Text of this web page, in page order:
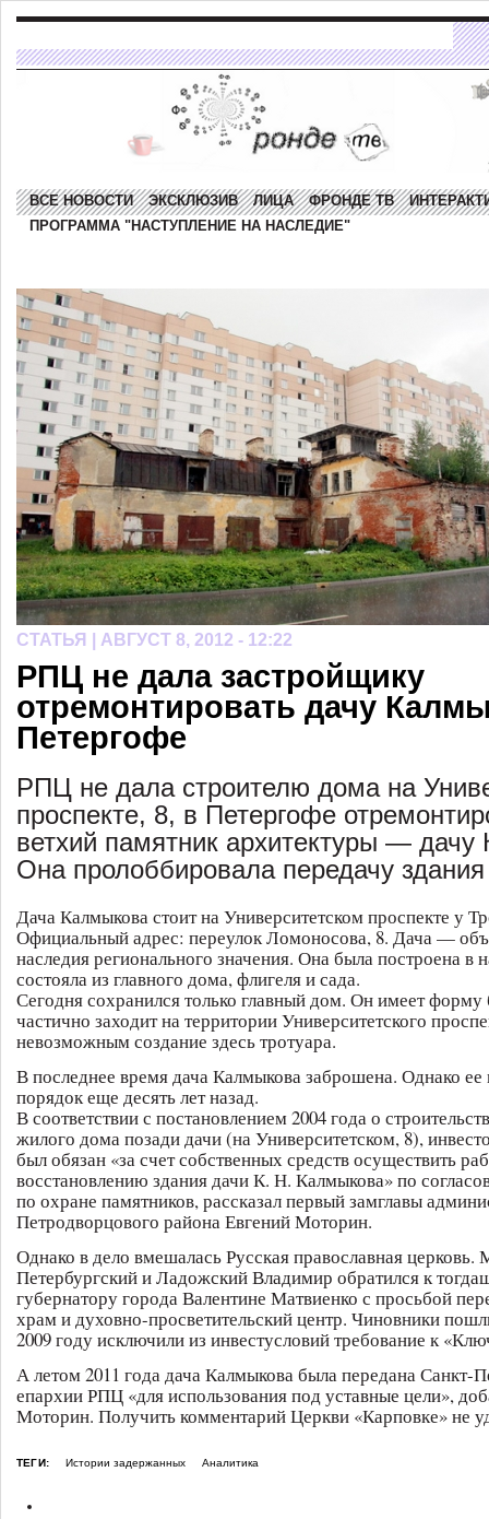
ВСЕ НОВОСТИ ЭКСКЛЮЗИВ ЛИЦА ФРОНДЕ ТВ
ПРОГРАММА "НАСТУПЛЕНИЕ НА НАСЛЕДИЕ"
СТАТЬЯ | АВГУСТ 8, 2012 - 12:22
РПЦ не дала застройщику
отремонтировать дачу
Петергофе
РПЦ не дала строителю дома на
проспекте, 8, в Петергофе
ветхий памятник архитектуры —
Она пролоббировала передачу
Дача Калмыкова стоит на Университетском проспекте у
Официальный адрес: переулок Ломоносова, 8. Дача —
наследия регионального значения. Она была построена в
состояла из главного дома, флигеля и сада.
Сегодня сохранился только главный дом. Он имеет
частично заходит на территории Университетского
невозможным создание здесь тротуара.
В последнее время дача Калмыкова заброшена. Однако ее
порядок еще десять лет назад.
В соответствии с постановлением 2004 года о
жилого дома позади дачи (на Университетском, 8),
был обязан «за счет собственных средств осуществить
восстановлению здания дачи К. Н. Калмыкова» по
по охране памятников, рассказал первый замглавы
Петродворцового района Евгений Моторин.
Однако в дело вмешалась Русская православная церковь.
Петербургский и Ладожский Владимир обратился к
губернатору города Валентине Матвиенко с просьбой
храм и духовно-просветительский центр. Чиновники
2009 году исключили из инвестусловий требование к
А летом 2011 года дача Калмыкова была передана Санкт-
епархии РПЦ «для использования под уставные цели»,
Моторин. Получить комментарий Церкви «Карповке» не
ТЕГИ: Истории задержанных Аналитика